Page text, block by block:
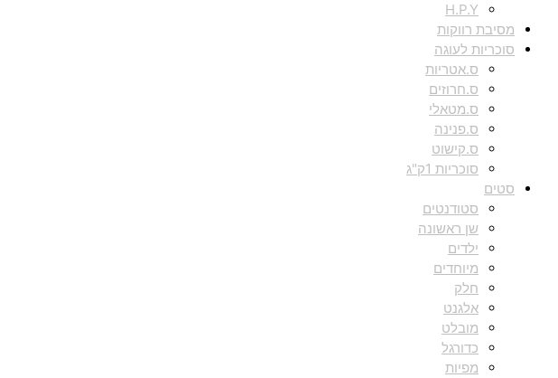
H.P.Y
מסיבת רווקות
סוכריות לעוגה
ס.אטריות
ס.חרוזים
ס.מטאלי
ס.פנינה
ס.קישוט
סוכריות 1ק"ג
סטים
סטודנטים
שן ראשונה
ילדים
מיוחדים
חלק
אלגנט
מובלט
כדורגל
מפיות